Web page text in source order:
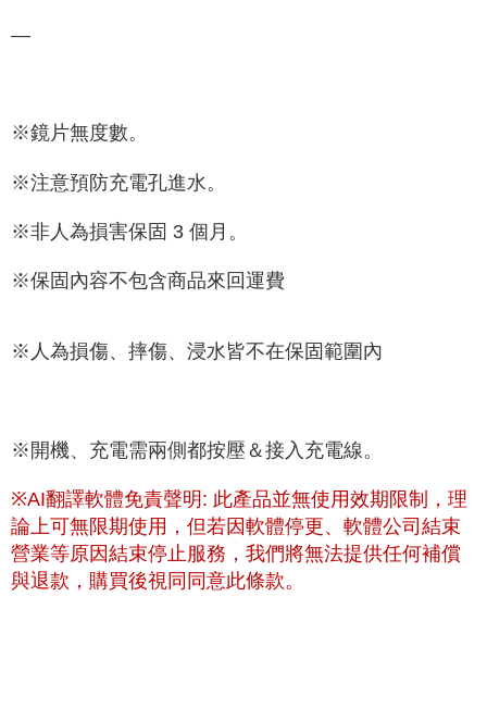
—
※鏡片無度數。
※注意預防充電孔進水。
※非人為損害保固 3 個月。
※保固內容不包含商品來回運費
※人為損傷、摔傷、浸水皆不在保固範圍內
※開機、充電需兩側都按壓＆接入充電線。
※AI翻譯軟體免責聲明: 此產品並無使用效期限制，理
論上可無限期使用，但若因軟體停更、軟體公司結束
營業等原因結束停止服務，我們將無法提供任何補償
與退款，購買後視同同意此條款。